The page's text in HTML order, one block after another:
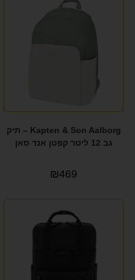
Kapten & Son Aalborg – תיק
גב 12 ליטר קפטן אנד סאן
₪469